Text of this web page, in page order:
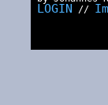
LOGIN //